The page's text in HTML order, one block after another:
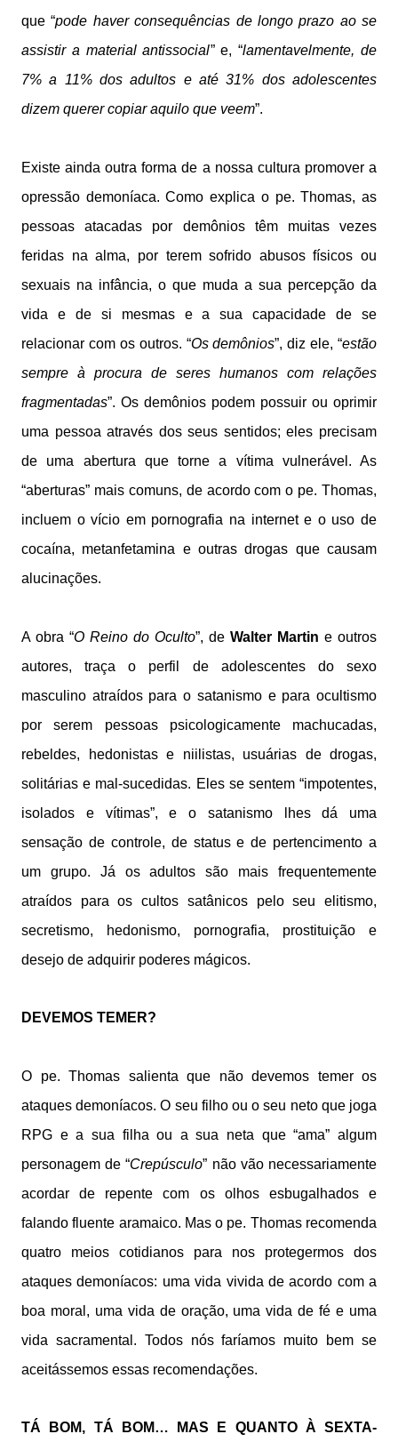
que “pode haver consequências de longo prazo ao se
assistir a material antissocial” e, “lamentavelmente, de
7% a 11% dos adultos e até 31% dos adolescentes
dizem querer copiar aquilo que veem”.
Existe ainda outra forma de a nossa cultura promover a
opressão demoníaca. Como explica o pe. Thomas, as
pessoas atacadas por demônios têm muitas vezes
feridas na alma, por terem sofrido abusos físicos ou
sexuais na infância, o que muda a sua percepção da
vida e de si mesmas e a sua capacidade de se
relacionar com os outros. “Os demônios”, diz ele, “estão
sempre à procura de seres humanos com relações
fragmentadas”. Os demônios podem possuir ou oprimir
uma pessoa através dos seus sentidos; eles precisam
de uma abertura que torne a vítima vulnerável. As
“aberturas” mais comuns, de acordo com o pe. Thomas,
incluem o vício em pornografia na internet e o uso de
cocaína, metanfetamina e outras drogas que causam
alucinações.
A obra “O Reino do Oculto”, de Walter Martin e outros
autores, traça o perfil de adolescentes do sexo
masculino atraídos para o satanismo e para ocultismo
por serem pessoas psicologicamente machucadas,
rebeldes, hedonistas e niilistas, usuárias de drogas,
solitárias e mal-sucedidas. Eles se sentem “impotentes,
isolados e vítimas”, e o satanismo lhes dá uma
sensação de controle, de status e de pertencimento a
um grupo. Já os adultos são mais frequentemente
atraídos para os cultos satânicos pelo seu elitismo,
secretismo, hedonismo, pornografia, prostituição e
desejo de adquirir poderes mágicos.
DEVEMOS TEMER?
O pe. Thomas salienta que não devemos temer os
ataques demoníacos. O seu filho ou o seu neto que joga
RPG e a sua filha ou a sua neta que “ama” algum
personagem de “Crepúsculo” não vão necessariamente
acordar de repente com os olhos esbugalhados e
falando fluente aramaico. Mas o pe. Thomas recomenda
quatro meios cotidianos para nos protegermos dos
ataques demoníacos: uma vida vivida de acordo com a
boa moral, uma vida de oração, uma vida de fé e uma
vida sacramental. Todos nós faríamos muito bem se
aceitássemos essas recomendações.
TÁ BOM, TÁ BOM… MAS E QUANTO À SEXTA-